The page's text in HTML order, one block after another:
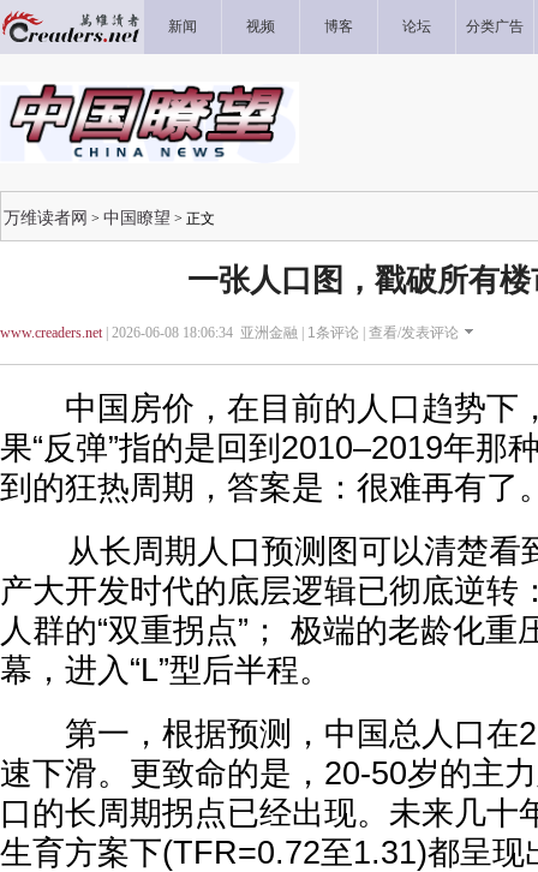
新闻 视频 博客 论坛 分类广告
万维读者网 > 中国瞭望 > 正文
一张人口图，戳破所有
www.creaders.net| 2026-06-08 18:06:34 亚洲金融 | 1条评论 | 查看/发表评论
中国房价，在目前的人口趋势下
果“反弹”指的是回到2010–2019年那
到的狂热周期，答案是：很难再有了
从长周期人口预测图可以清楚看
产大开发时代的底层逻辑已彻底逆转
人群的“双重拐点”； 极端的老龄化重
幕，进入“L”型后半程。
第一，根据预测，中国总人口在
速下滑。更致命的是，20-50岁的主
口的长周期拐点已经出现。未来几十
生育方案下(TFR=0.72至1.31)都呈现